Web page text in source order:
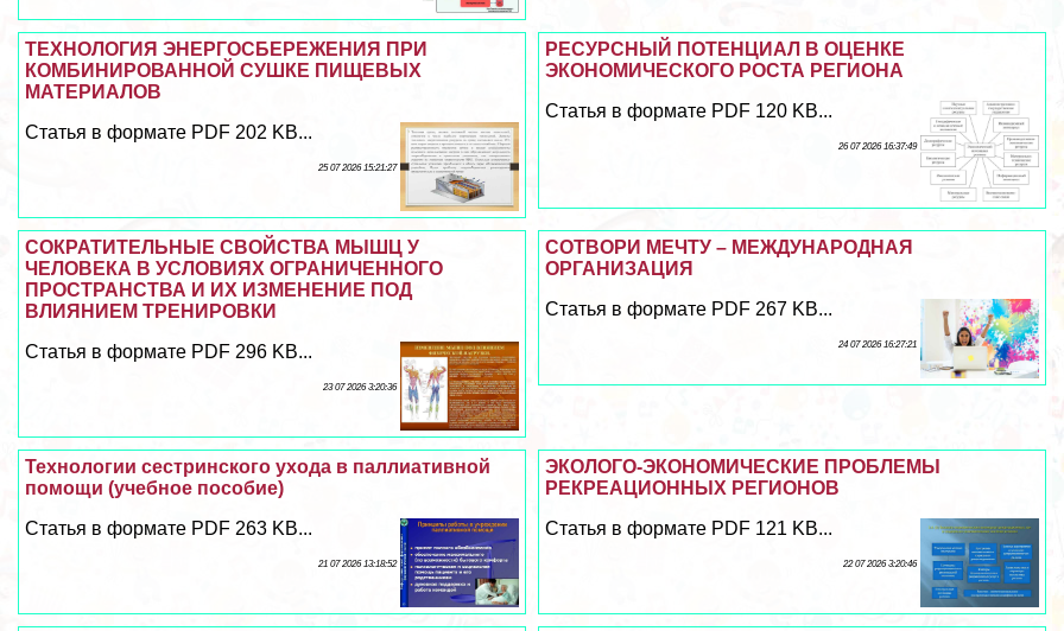
РЕСУРСНЫЙ ПОТЕНЦИАЛ В ОЦЕНКЕ
ЭКОНОМИЧЕСКОГО РОСТА РЕГИОНА
Статья в формате PDF 120 KB...
26 07 2026 16:37:49
ТЕХНОЛОГИЯ ЭНЕРГОСБЕРЕЖЕНИЯ ПРИ
КОМБИНИРОВАННОЙ СУШКЕ ПИЩЕВЫХ
МАТЕРИАЛОВ
Статья в формате PDF 202 KB...
25 07 2026 15:21:27
СОТВОРИ МЕЧТУ – МЕЖДУНАРОДНАЯ
ОРГАНИЗАЦИЯ
Статья в формате PDF 267 KB...
24 07 2026 16:27:21
СОКРАТИТЕЛЬНЫЕ СВОЙСТВА МЫШЦ У
ЧЕЛОВЕКА В УСЛОВИЯХ ОГРАНИЧЕННОГО
ПРОСТРАНСТВА И ИХ ИЗМЕНЕНИЕ ПОД
ВЛИЯНИЕМ ТРЕНИРОВКИ
Статья в формате PDF 296 KB...
23 07 2026 3:20:36
ЭКОЛОГО-ЭКОНОМИЧЕСКИЕ ПРОБЛЕМЫ
РЕКРЕАЦИОННЫХ РЕГИОНОВ
Статья в формате PDF 121 KB...
22 07 2026 3:20:46
Технологии сестринского ухода в паллиативной
помощи (учебное пособие)
Статья в формате PDF 263 KB...
21 07 2026 13:18:52